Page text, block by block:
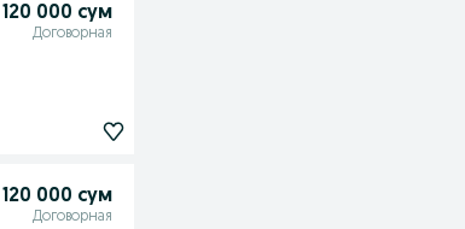
120 000 сум
Договорная
120 000 сум
Договорная